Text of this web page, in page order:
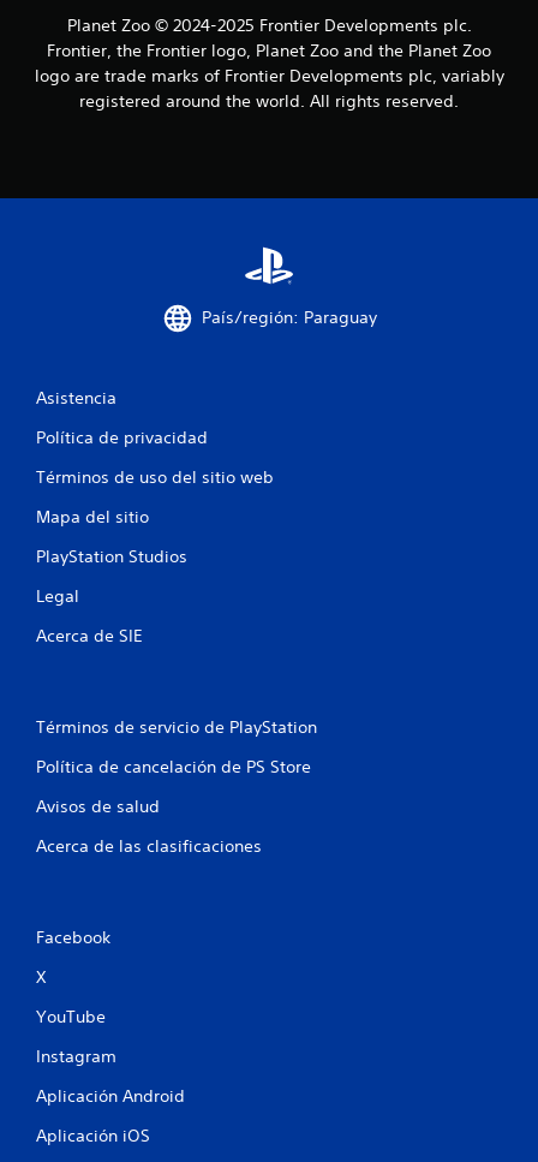
a
l
d
2
Planet Zoo © 2024-2025 Frontier Developments plc.
Frontier, the Frontier logo, Planet Zoo and the Planet Zoo
logo are trade marks of Frontier Developments plc, variably
registered around the world. All rights reserved.
País/región: Paraguay
Asistencia
Política de privacidad
Términos de uso del sitio web
Mapa del sitio
PlayStation Studios
Legal
Acerca de SIE
Términos de servicio de PlayStation
Política de cancelación de PS Store
Avisos de salud
Acerca de las clasificaciones
Facebook
X
YouTube
Instagram
Aplicación Android
Aplicación iOS